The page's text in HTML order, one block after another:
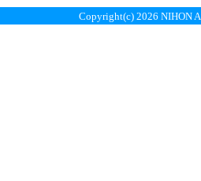
Copyright(c) 2026 NIHON